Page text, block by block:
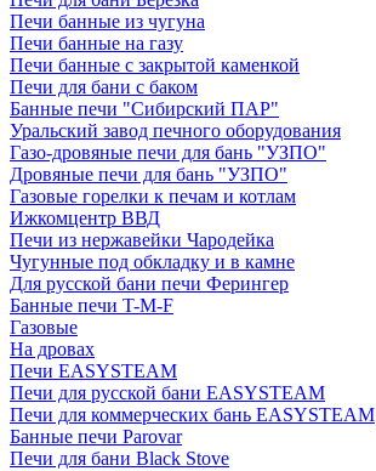
Печи банные из чугуна
Печи банные на газу
Печи банные с закрытой каменкой
Печи для бани с баком
Банные печи "Сибирский ПАР"
Уральский завод печного оборудования
Газо-дровяные печи для бань "УЗПО"
Дровяные печи для бань "УЗПО"
Газовые горелки к печам и котлам
Ижкомцентр ВВД
Печи из нержавейки Чародейка
Чугунные под обкладку и в камне
Для русской бани печи Ферингер
Банные печи T-M-F
Газовые
На дровах
Печи EASYSTEAM
Печи для русской бани EASYSTEAM
Печи для коммерческих бань EASYSTEAM
Банные печи Parovar
Печи для бани Black Stove